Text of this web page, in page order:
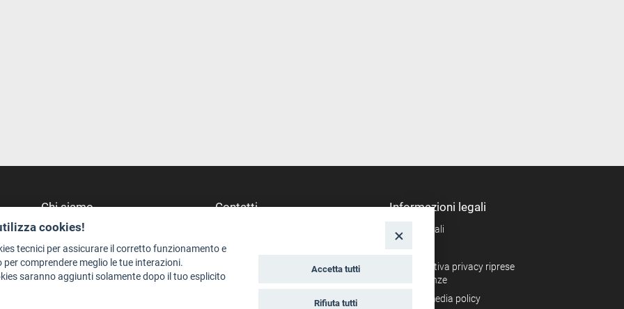
Chi siamo
Redazione
Staff
Format - Centro Audiovisivi
Trentino Film Commission
Contatti
Struttura di riferimento
Informazioni legali
Note legali
Informativa privacy riprese
conferenze
Social media policy
cookies!
tecnici per assicurare il corretto funzionamento e
comprendere meglio le tue interazioni.
saranno aggiunti solamente dopo il tuo esplicito
Accetta tutti
Rifiuta tutti